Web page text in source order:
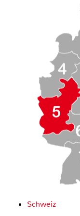
Schweiz